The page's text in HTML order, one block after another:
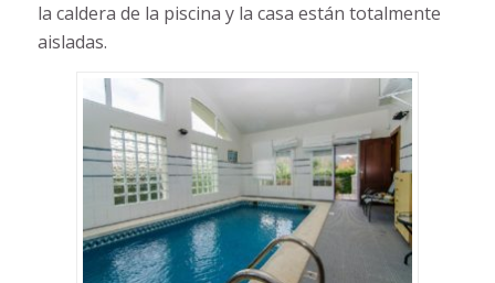
la caldera de la piscina y la casa están totalmente
aisladas.